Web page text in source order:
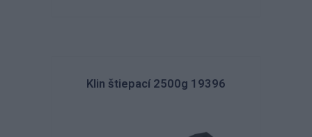
Klin štiepací 2500g 19396